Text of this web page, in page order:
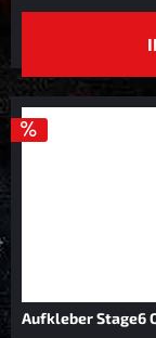
Aufkleber Stage6